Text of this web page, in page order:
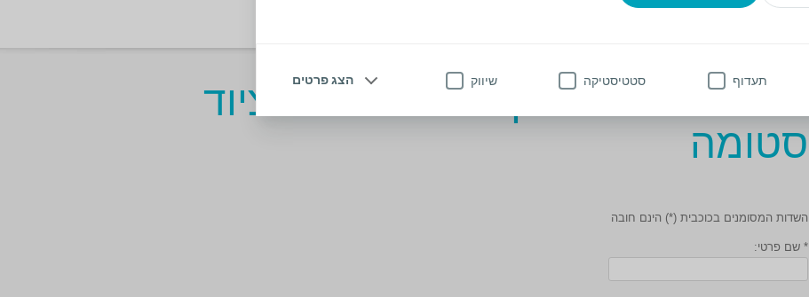
תעדוף סטטיסטיקה שיווק הצג פרטים
מלאו פרטים לבקשת התנסות בציוד
סטומה
השדות המסומנים בכוכבית (*) הינם חובה
* שם פרטי: